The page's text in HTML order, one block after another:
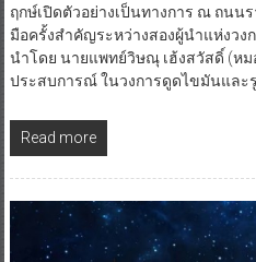
ฤกษ์เปิดตัวอย่างเป็นทางการ ณ ถนน
มือครั้งสำคัญระหว่างสองผู้นำแห่งวง
นำโดย นายแพทย์วิษณุ เฮ้งสวัสดิ์ (ห
ประสบการณ์ ในวงการดูดไขมันและ
Read more